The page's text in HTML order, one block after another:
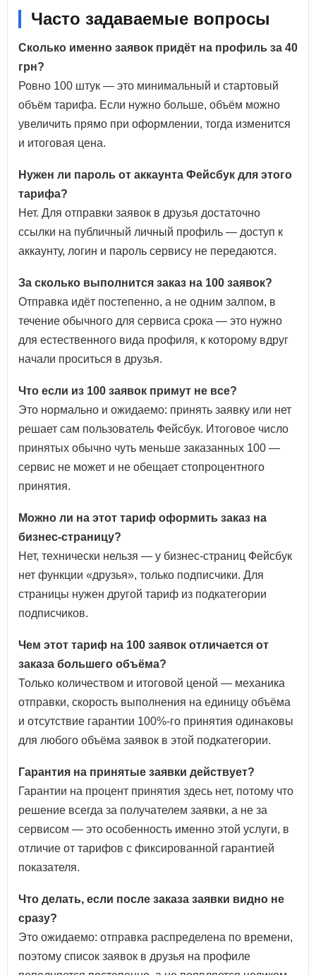
Часто задаваемые вопросы
Сколько именно заявок придёт на профиль за 40
грн?
Ровно 100 штук — это минимальный и стартовый
объём тарифа. Если нужно больше, объём можно
увеличить прямо при оформлении, тогда изменится
и итоговая цена.
Нужен ли пароль от аккаунта Фейсбук для этого
тарифа?
Нет. Для отправки заявок в друзья достаточно
ссылки на публичный личный профиль — доступ к
аккаунту, логин и пароль сервису не передаются.
За сколько выполнится заказ на 100 заявок?
Отправка идёт постепенно, а не одним залпом, в
течение обычного для сервиса срока — это нужно
для естественного вида профиля, к которому вдруг
начали проситься в друзья.
Что если из 100 заявок примут не все?
Это нормально и ожидаемо: принять заявку или нет
решает сам пользователь Фейсбук. Итоговое число
принятых обычно чуть меньше заказанных 100 —
сервис не может и не обещает стопроцентного
принятия.
Можно ли на этот тариф оформить заказ на
бизнес-страницу?
Нет, технически нельзя — у бизнес-страниц Фейсбук
нет функции «друзья», только подписчики. Для
страницы нужен другой тариф из подкатегории
подписчиков.
Чем этот тариф на 100 заявок отличается от
заказа большего объёма?
Только количеством и итоговой ценой — механика
отправки, скорость выполнения на единицу объёма
и отсутствие гарантии 100%-го принятия одинаковы
для любого объёма заявок в этой подкатегории.
Гарантия на принятые заявки действует?
Гарантии на процент принятия здесь нет, потому что
решение всегда за получателем заявки, а не за
сервисом — это особенность именно этой услуги, в
отличие от тарифов с фиксированной гарантией
показателя.
Что делать, если после заказа заявки видно не
сразу?
Это ожидаемо: отправка распределена по времени,
поэтому список заявок в друзья на профиле